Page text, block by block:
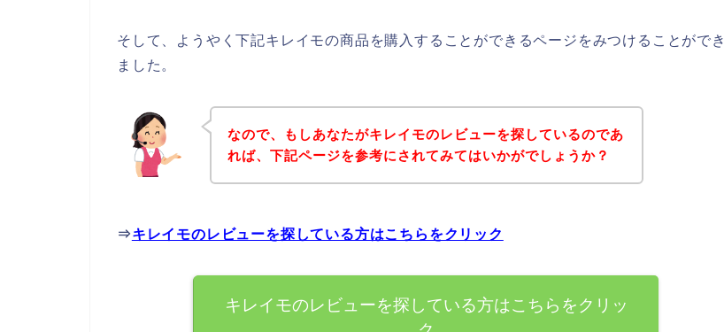
そして、ようやく下記キレイモの商品を購入することができるページをみつけることができ
ました。
なので、もしあなたがキレイモのレビューを探しているのであ
れば、下記ページを参考にされてみてはいかがでしょうか？
⇒キレイモのレビューを探している方はこちらをクリック
キレイモのレビューを探している方はこちらをクリッ